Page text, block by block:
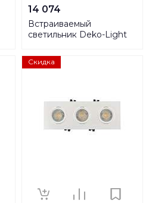
14 074
Встраиваемый
светильник Deko-Light
Скидка